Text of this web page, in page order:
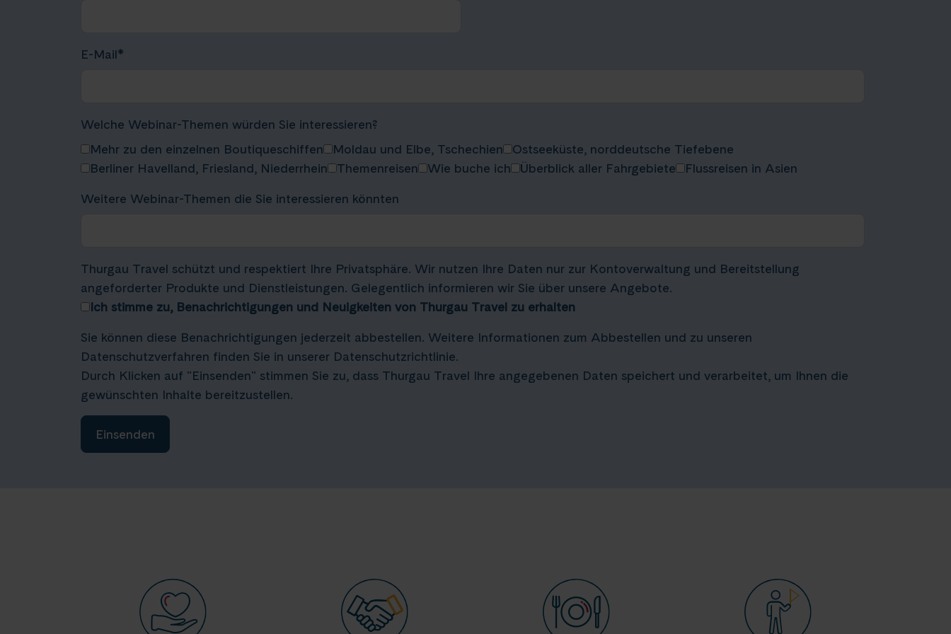
E-Mail*
Welche Webinar-Themen würden Sie interessieren?
Mehr zu den einzelnen Boutiqueschiffen
Moldau und Elbe, Tschechien
Ostseeküste, norddeutsche Tiefebene
Berliner Havelland, Friesland, Niederrhein
Themenreisen Wie buche ich Überblick aller Fahrgebiete Flussreisen in Asien
Weitere Webinar-Themen die Sie interessieren könnten
Thurgau Travel schützt und respektiert Ihre Privatsphäre. Wir nutzen Ihre Daten nur zur Kontoverwaltung und Bereitstellung
angeforderter Produkte und Dienstleistungen. Gelegentlich informieren wir Sie über unsere Angebote.
Ich stimme zu, Benachrichtigungen und Neuigkeiten von Thurgau Travel zu erhalten
Sie können diese Benachrichtigungen jederzeit abbestellen. Weitere Informationen zum Abbestellen und zu unseren
Datenschutzverfahren finden Sie in unserer Datenschutzrichtlinie.
Durch Klicken auf "Einsenden" stimmen Sie zu, dass Thurgau Travel Ihre angegebenen Daten speichert und verarbeitet, um Ihnen die
gewünschten Inhalte bereitzustellen.